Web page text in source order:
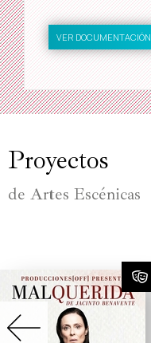
VER DOCUMENTACIÓN
Proyectos
de Artes Escénicas